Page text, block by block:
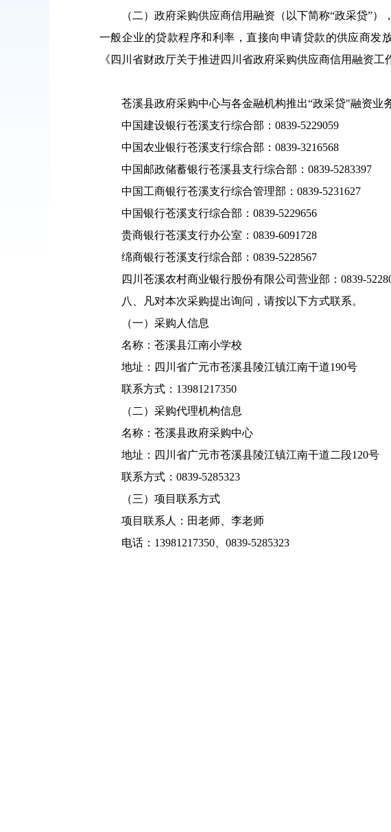
（二）政府采购供应商信用融资（以下简称“政采贷”
一般企业的贷款程序和利率，直接向申请贷款的供应商发
《四川省财政厅关于推进四川省政府采购供应商信用融资
苍溪县政府采购中心与各金融机构推出“政采贷"融资业
中国建设银行苍溪支行综合部：0839-5229059
中国农业银行苍溪支行综合部：0839-3216568
中国邮政储蓄银行苍溪县支行综合部：0839-5283397
中国工商银行苍溪支行综合管理部：0839-5231627
中国银行苍溪支行综合部：0839-5229656
贵商银行苍溪支行办公室：0839-6091728
绵商银行苍溪支行综合部：0839-5228567
四川苍溪农村商业银行股份有限公司营业部：0839-
八、凡对本次采购提出询问，请按以下方式联系。
（一）采购人信息
名称：苍溪县江南小学校
地址：四川省广元市苍溪县陵江镇江南干道190号
联系方式：13981217350
（二）采购代理机构信息
名称：苍溪县政府采购中心
地址：四川省广元市苍溪县陵江镇江南干道二段120号
联系方式：0839-5285323
（三）项目联系方式
项目联系人：田老师、李老师
电话：13981217350、0839-5285323